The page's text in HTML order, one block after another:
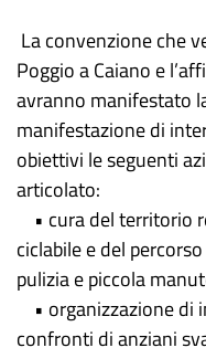
La convenzione che
Poggio a Caiano e
avranno manifestato
manifestazione di
obiettivi le seguenti
articolato:
• cura del territorio
ciclabile e del
pulizia e piccola
• organizzazione di
confronti di anziani